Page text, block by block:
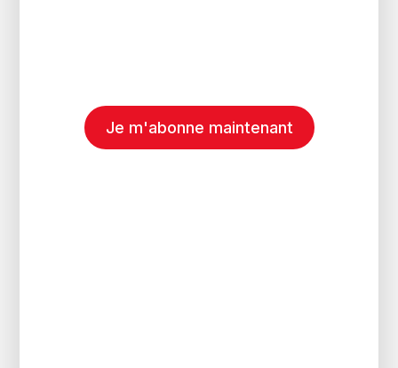
Je m'abonne maintenant